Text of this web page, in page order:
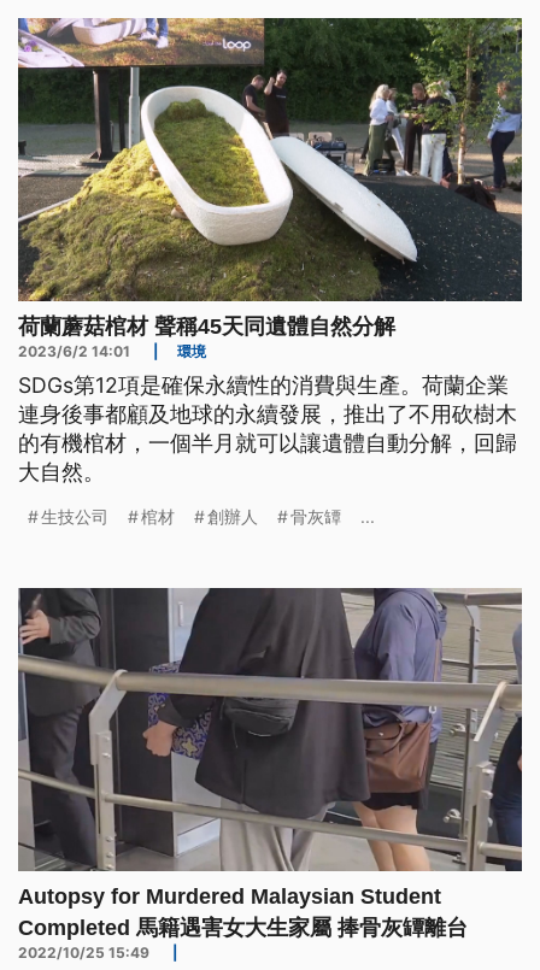
荷蘭蘑菇棺材 聲稱45天同遺體自然分解
2023/6/2 14:01 環境
SDGs第12項是確保永續性的消費與生產。荷蘭企業
連身後事都顧及地球的永續發展，推出了不用砍樹木
的有機棺材，一個半月就可以讓遺體自動分解，回歸
大自然。
生技公司 棺材 創辦人 骨灰罈 ...
Autopsy for Murdered Malaysian Student
Completed 馬籍遇害女大生家屬 捧骨灰罈離台
2022/10/25 15:49